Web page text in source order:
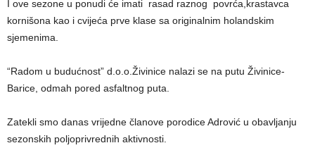
I ove sezone u ponudi će imati rasad raznog povrća,krastavca
kornišona kao i cvijeća prve klase sa originalnim holandskim
sjemenima.
“Radom u budućnost” d.o.o.Živinice nalazi se na putu Živinice-
Barice, odmah pored asfaltnog puta.
Zatekli smo danas vrijedne članove porodice Adrović u obavljanju
sezonskih poljoprivrednih aktivnosti.